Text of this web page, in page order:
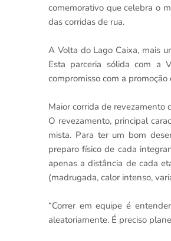
comemorativo que celebra o
das corridas de rua.
A Volta do Lago Caixa, mais
Esta parceria sólida com a
compromisso com a
Maior corrida de revezamento
O revezamento, principal
mista. Para ter um bom
preparo físico de cada
apenas a distância de cada
(madrugada, calor intenso,
“Correr em equipe é
aleatoriamente. É preciso